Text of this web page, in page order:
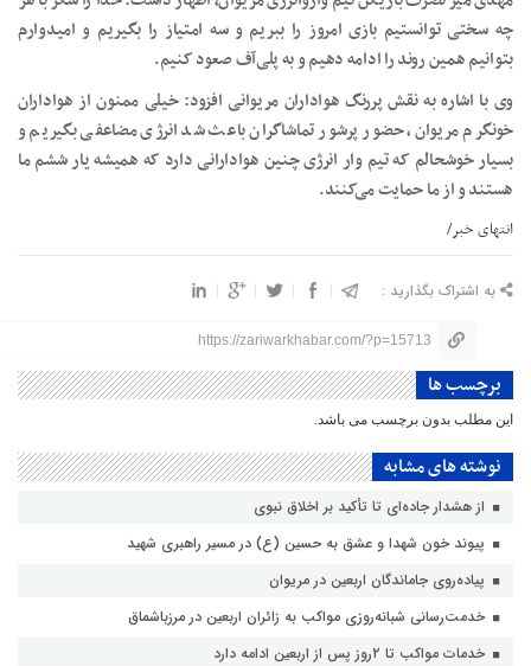
چه سختی توانستیم بازی امروز را ببریم و سه امتیاز را بگیریم و امیدوارم
بتوانیم همین روند را ادامه دهیم و به پلی‌آف صعود کنیم.
وی با اشاره به نقش پررنگ هواداران مریوانی افزود: خیلی ممنون از هواداران
خونگرم مریوان، حضور پرشور تماشاگران باعث شد انرژی مضاعفی بگیریم و
بسیار خوشحالم که تیم وار انرژی چنین هوادارانی دارد که همیشه یار ششم ما
هستند و از ما حمایت می‌کنند.
انتهای خبر/
به اشتراک بگذارید :
https://zariwarkhabar.com/?p=15713
برچسب ها
این مطلب بدون برچسب می باشد.
نوشته های مشابه
از هشدار جاده‌ای تا تأکید بر اخلاق نبوی
پیوند خون شهدا و عشق به حسین (ع) در مسیر راهبری شهید
پیاده‌روی جاماندگان اربعین در مریوان
خدمت‌رسانی شبانه‌روزی مواکب به زائران اربعین در مرزباشماق
خدمات مواکب تا ۲روز پس از اربعین ادامه دارد